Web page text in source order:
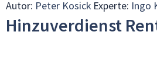
Autor: Peter Kosick Experte: Ingo
Hinzuverdienst